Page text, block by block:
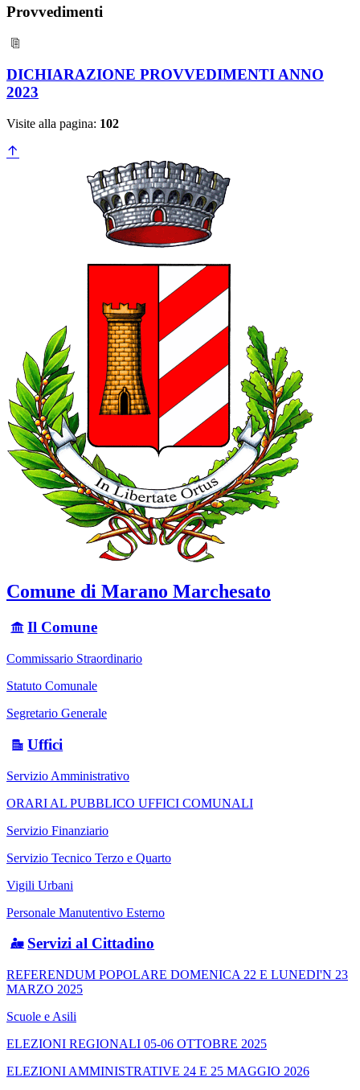
Provvedimenti
DICHIARAZIONE PROVVEDIMENTI ANNO
2023
Visite alla pagina: 102
Comune di Marano Marchesato
Il Comune
Commissario Straordinario
Statuto Comunale
Segretario Generale
Uffici
Servizio Amministrativo
ORARI AL PUBBLICO UFFICI COMUNALI
Servizio Finanziario
Servizio Tecnico Terzo e Quarto
Vigili Urbani
Personale Manutentivo Esterno
Servizi al Cittadino
REFERENDUM POPOLARE DOMENICA 22 E LUNEDI'N 23
MARZO 2025
Scuole e Asili
ELEZIONI REGIONALI 05-06 OTTOBRE 2025
ELEZIONI AMMINISTRATIVE 24 E 25 MAGGIO 2026